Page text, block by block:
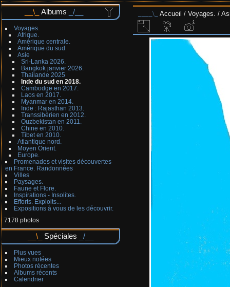
Albums
Voyages.
Afrique.
Amérique centrale.
Amérique du sud
Asie
Sri-Lanka 2026.
Bangkok janvier 2026.
Thailande 2025
Inde du sud en 2018.
Cambodge en 2017.
Laos en 2017.
Myanmar en 2014.
Inde : Rajasthan 2013.
Transsibérien en 2012.
Ouzbekistan en 2011.
Chine en 2010.
Tibet en 2010.
Atlantique nord.
Moyen Orient.
Europe.
Promenades et visites découvertes
en France. Randonnées
Villes
Paysages.
Faune et Flore.
Inspirations - Insolites.
Efforts. Exploits...
Expositions à vous de les découvrir.
7178 photos
Spéciales
Plus vues
Mieux notées
Photos récentes
Albums récents
Calendrier
Accueil / Voyages. /